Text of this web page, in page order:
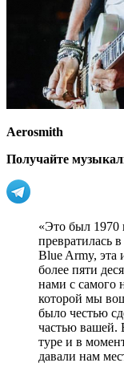
Aerosmith
Получайте
«Это был 1970
превратилась
Blue Army, эта
более пяти
нами с самого
которой мы
было честью
частью вашей.
туре и в
давали нам